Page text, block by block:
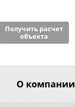
Получить расчет
объекта
О компании